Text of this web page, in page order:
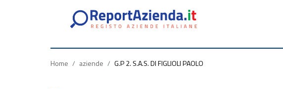
Home / aziende / G.P 2. S.A.S. DI FIGLIOLI PAOLO